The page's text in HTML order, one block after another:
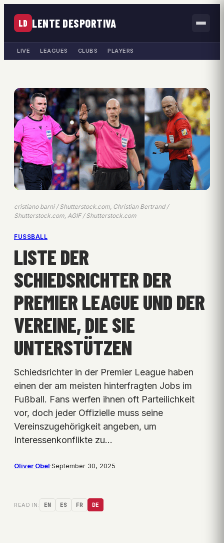
LD LENTE DESPORTIVA
LIVE LEAGUES CLUBS PLAYERS
cristiano barni / Shutterstock.com, Christian Bertrand /
Shutterstock.com, AGIF / Shutterstock.com
FUSSBALL
LISTE DER
SCHIEDSRICHTER DER
PREMIER LEAGUE UND DER
VEREINE, DIE SIE
UNTERSTÜTZEN
Schiedsrichter in der Premier League haben
einen der am meisten hinterfragten Jobs im
Fußball. Fans werfen ihnen oft Parteilichkeit
vor, doch jeder Offizielle muss seine
Vereinszugehörigkeit angeben, um
Interessenkonflikte zu…
Oliver Obel·September 30, 2025
READ IN: EN ES FR DE